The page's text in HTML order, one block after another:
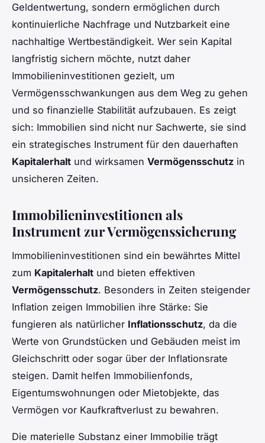
Geldentwertung, sondern ermöglichen durch
kontinuierliche Nachfrage und Nutzbarkeit eine
nachhaltige Wertbeständigkeit. Wer sein Kapital
langfristig sichern möchte, nutzt daher
Immobilieninvestitionen gezielt, um
Vermögensschwankungen aus dem Weg zu gehen
und so finanzielle Stabilität aufzubauen. Es zeigt
sich: Immobilien sind nicht nur Sachwerte, sie sind
ein strategisches Instrument für den dauerhaften
Kapitalerhalt und wirksamen Vermögensschutz in
unsicheren Zeiten.
Immobilieninvestitionen als
Instrument zur Vermögenssicherung
Immobilieninvestitionen sind ein bewährtes Mittel
zum Kapitalerhalt und bieten effektiven
Vermögensschutz. Besonders in Zeiten steigender
Inflation zeigen Immobilien ihre Stärke: Sie
fungieren als natürlicher Inflationsschutz, da die
Werte von Grundstücken und Gebäuden meist im
Gleichschritt oder sogar über der Inflationsrate
steigen. Damit helfen Immobilienfonds,
Eigentumswohnungen oder Mietobjekte, das
Vermögen vor Kaufkraftverlust zu bewahren.
Die materielle Substanz einer Immobilie trägt